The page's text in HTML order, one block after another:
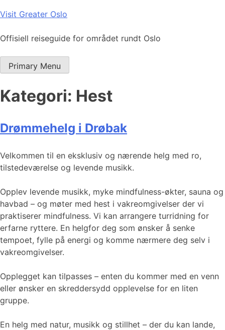
Skip
content
Visit Greater Oslo
Offisiell reiseguide for området rundt Oslo
Primary Menu
Kategori: Hest
Drømmehelg i Drøbak
Velkommen til en eksklusiv og nærende helg med ro,
tilstedeværelse og levende musikk.
Opplev levende musikk, myke mindfulness-økter, sauna og
havbad – og møter med hest i vakreomgivelser der vi
praktiserer mindfulness. Vi kan arrangere turridning for
erfarne ryttere. En helgfor deg som ønsker å senke
tempoet, fylle på energi og komme nærmere deg selv i
vakreomgivelser.
Opplegget kan tilpasses – enten du kommer med en venn
eller ønsker en skreddersydd opplevelse for en liten
gruppe.
En helg med natur, musikk og stillhet – der du kan lande,